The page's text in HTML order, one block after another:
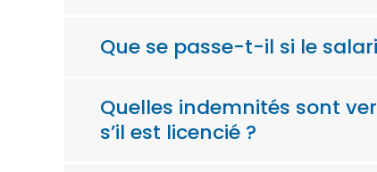
Que se passe-t-il si le
Quelles indemnités sont
s’il est licencié ?